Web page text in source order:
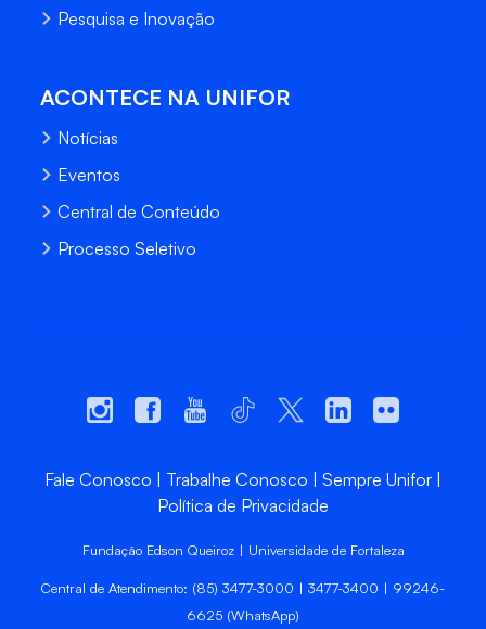
Pesquisa e Inovação
ACONTECE NA UNIFOR
Notícias
Eventos
Central de Conteúdo
Processo Seletivo
Fale Conosco Trabalhe Conosco
Sempre Unifor
Política de Privacidade
Fundação Edson Queiroz | Universidade de Fortaleza
Central de Atendimento: (85) 3477-3000 | 3477-3400 | 99246-
6625 (WhatsApp)